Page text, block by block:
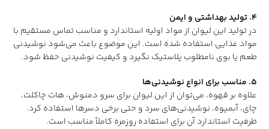
۴. تولید بهداشتی و ایمن
در تولید این لیوان از مواد اولیه استاندارد و مناسب تماس مستقیم با
مواد غذایی استفاده شده است. این موضوع باعث می‌شود نوشیدنی
طعم یا بوی نامطلوب پلاستیک نگیرد و کیفیت نوشیدنی حفظ شود.
۵. مناسب برای انواع نوشیدنی‌ها
علاوه بر قهوه، می‌توان از این لیوان برای سرو دمنوش، هات چاکلت،
چای، آبمیوه، نوشیدنی‌های سرد و حتی برخی دسرها استفاده کرد.
ظرفیت استاندارد آن برای استفاده روزمره کاملاً مناسب است.